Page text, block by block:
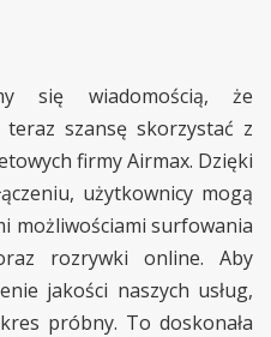
się wiadomością, że
teraz szansę skorzystać z
firmy Airmax. Dzięki
użytkownicy mogą
możliwościami surfowania
rozrywki online. Aby
jakości naszych usług,
próbny. To doskonała